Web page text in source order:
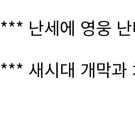
*** 난세에 영웅
*** 새시대 개막